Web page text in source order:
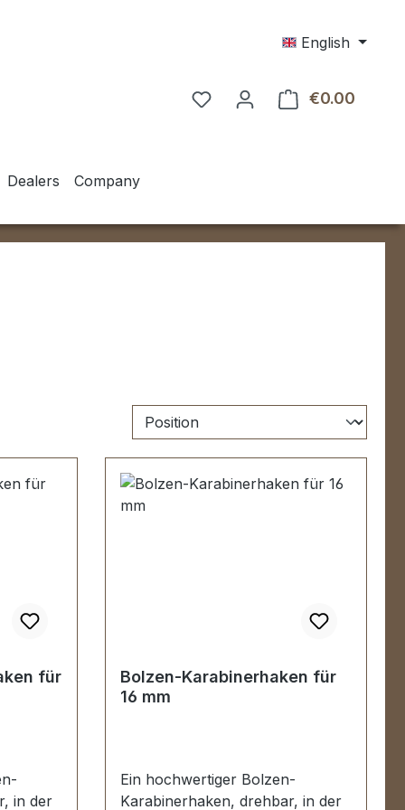
English
€0.00
Dealers Company
für
in der
Bolzen-Karabinerhaken für
16 mm
Ein hochwertiger Bolzen-
Karabinerhaken, drehbar, in der